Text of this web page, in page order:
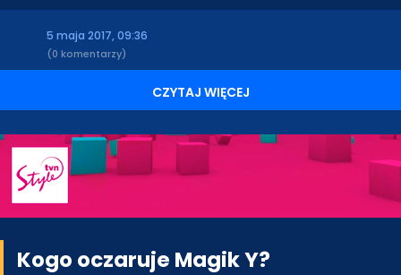
5 maja 2017, 09:36
(0 komentarzy)
CZYTAJ WIĘCEJ
Kogo oczaruje Magik Y?